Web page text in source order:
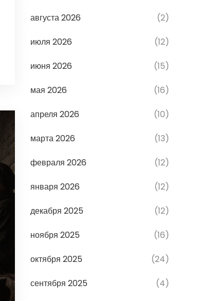
августа 2026 (2)
июля 2026 (12)
июня 2026 (15)
мая 2026 (16)
апреля 2026 (10)
марта 2026 (13)
февраля 2026 (12)
января 2026 (12)
декабря 2025 (12)
ноября 2025 (16)
октября 2025 (24)
сентября 2025 (4)